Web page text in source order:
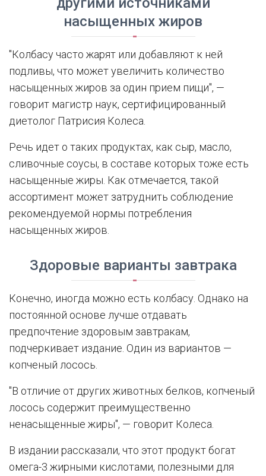
насыщенных жиров
"Колбасу часто жарят или добавляют к ней
подливы, что может увеличить количество
насыщенных жиров за один прием пищи", —
говорит магистр наук, сертифицированный
диетолог Патрисия Колеса.
Речь идет о таких продуктах, как сыр, масло,
сливочные соусы, в составе которых тоже есть
насыщенные жиры. Как отмечается, такой
ассортимент может затруднить соблюдение
рекомендуемой нормы потребления
насыщенных жиров.
Здоровые варианты завтрака
Конечно, иногда можно есть колбасу. Однако на
постоянной основе лучше отдавать
предпочтение здоровым завтракам,
подчеркивает издание. Один из вариантов —
копченый лосось.
"В отличие от других животных белков, копченый
лосось содержит преимущественно
ненасыщенные жиры", — говорит Колеса.
В издании рассказали, что этот продукт богат
омега-3 жирными кислотами, полезными для